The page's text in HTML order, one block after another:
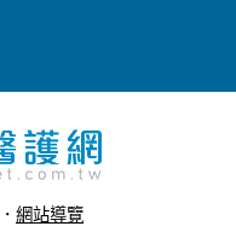
． 網站導覽